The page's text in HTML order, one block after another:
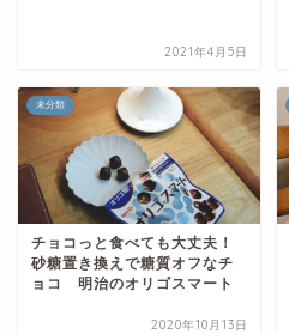
2021年4月5日
未分類
チョコっと食べても大丈夫！
砂糖置き換えで糖質オフなチ
ョコ 明治のオリゴスマート
2020年10月13日